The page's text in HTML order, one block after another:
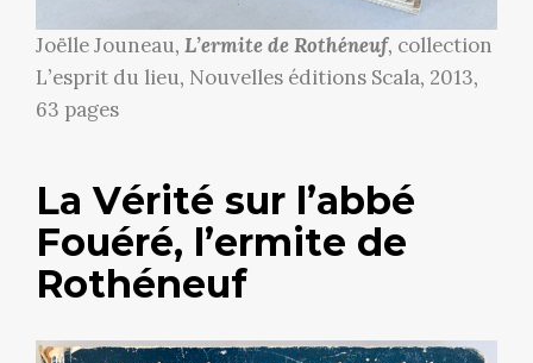
Joëlle Jouneau, L’ermite de Rothéneuf, collection
L’esprit du lieu, Nouvelles éditions Scala, 2013,
63 pages
La Vérité sur l’abbé
Fouéré, l’ermite de
Rothéneuf